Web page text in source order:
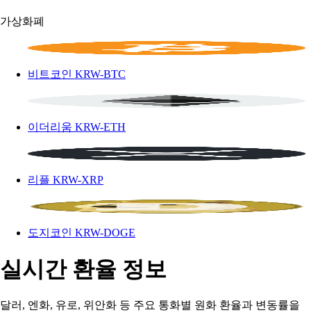
가상화폐
비트코인 KRW-BTC
이더리움 KRW-ETH
리플 KRW-XRP
도지코인 KRW-DOGE
실시간 환율 정보
달러, 엔화, 유로, 위안화 등 주요 통화별 원화 환율과 변동률을